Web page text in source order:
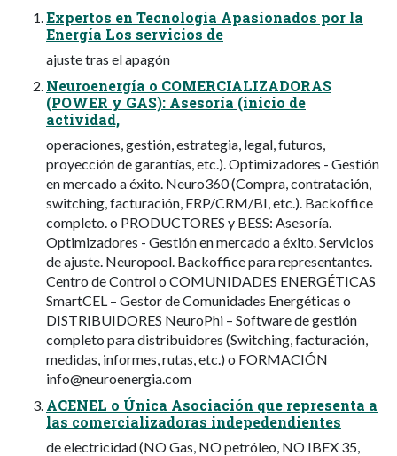
Expertos en Tecnología Apasionados por la
Energía Los servicios de
ajuste tras el apagón
Neuroenergía o COMERCIALIZADORAS
(POWER y GAS): Asesoría (inicio de
actividad,
operaciones, gestión, estrategia, legal, futuros,
proyección de garantías, etc.). Optimizadores - Gestión
en mercado a éxito. Neuro360 (Compra, contratación,
switching, facturación, ERP/CRM/BI, etc.). Backoffice
completo. o PRODUCTORES y BESS: Asesoría.
Optimizadores - Gestión en mercado a éxito. Servicios
de ajuste. Neuropool. Backoffice para representantes.
Centro de Control o COMUNIDADES ENERGÉTICAS
SmartCEL – Gestor de Comunidades Energéticas o
DISTRIBUIDORES NeuroPhi – Software de gestión
completo para distribuidores (Switching, facturación,
medidas, informes, rutas, etc.) o FORMACIÓN
info@neuroenergia.com
ACENEL o Única Asociación que representa a
las comercializadoras indepedendientes
de electricidad (NO Gas, NO petróleo, NO IBEX 35,